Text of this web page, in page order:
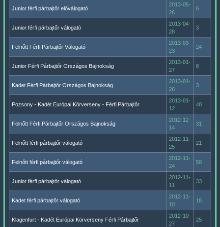
Junior férfi párbajtőr előválogató
2013-05-
26
6
Junior férfi párbajtőr válogató
2013-04-
28
3
Felnőtt Férfi Párbajtőr Válogató
2013-03-
23
24
Junior Férfi Párbajtőr Országos Bajnokság
2013-01-
27
8
Kadet Férfi Párbajtőr Országos Bajnokság
2013-01-
26
3
Pozsony - Kadét Európai Körverseny - Férfi Párbajtőr
2013-01-
12
40
Felnőtt Férfi Párbajtőr Országos Bajnokság
2012-12-
14
31
Felnőtt férfi párbajtőr válogató
2012-11-
25
21
Felnőtt férfi párbajtőr válogató
2012-11-
24
50
Junior férfi párbajtőr válogató
2012-11-
11
33
Kadet férfi párbajtőr válogató
2012-11-
10
18
Klagenfurt - Kadét Európai Körverseny Férfi Párbajtőr
2012-10-
27
25